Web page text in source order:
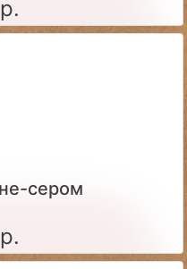
сером